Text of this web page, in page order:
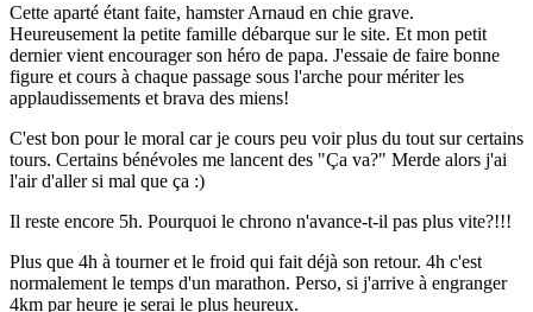
Cette aparté étant faite, hamster Arnaud en chie grave.
Heureusement la petite famille débarque sur le site. Et mon petit
dernier vient encourager son héro de papa. J'essaie de faire bonne
figure et cours à chaque passage sous l'arche pour mériter les
applaudissements et brava des miens!
C'est bon pour le moral car je cours peu voir plus du tout sur certains
tours. Certains bénévoles me lancent des "Ça va?" Merde alors j'ai
l'air d'aller si mal que ça :)
Il reste encore 5h. Pourquoi le chrono n'avance-t-il pas plus vite?!!!
Plus que 4h à tourner et le froid qui fait déjà son retour. 4h c'est
normalement le temps d'un marathon. Perso, si j'arrive à engranger
4km par heure je serai le plus heureux.